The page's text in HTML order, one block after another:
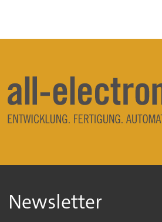
Newsletter